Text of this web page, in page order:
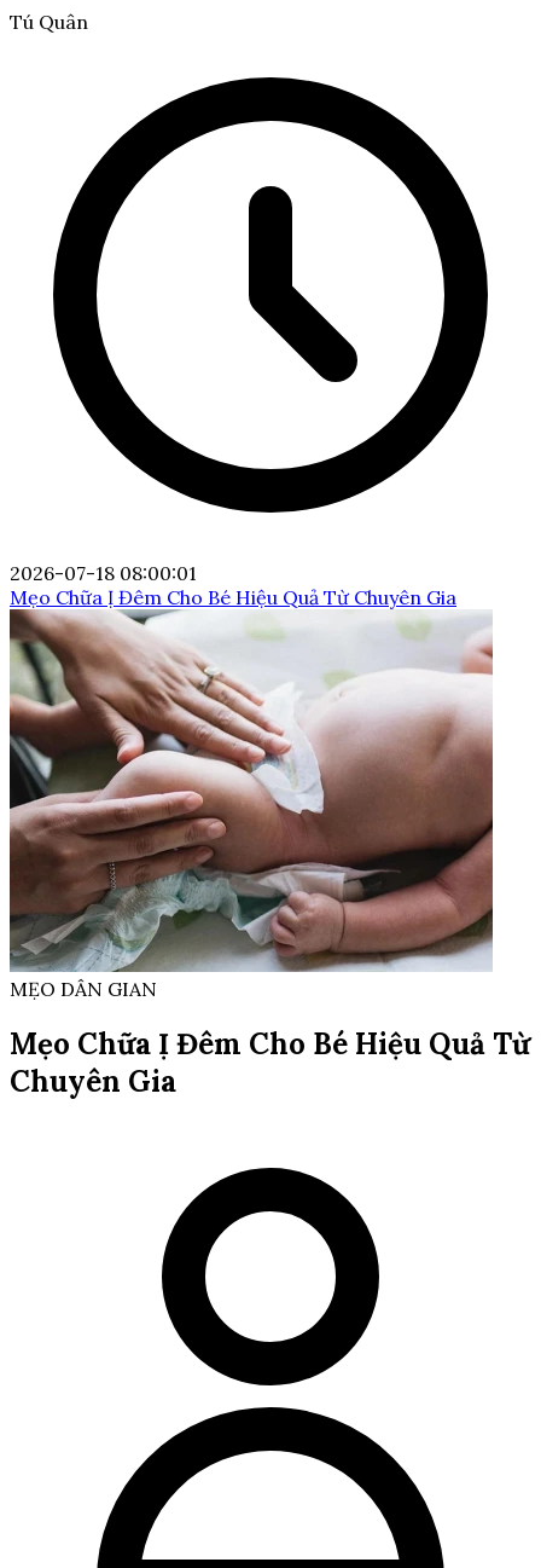
Tú Quân
2026-07-18 08:00:01
Mẹo Chữa Ị Đêm Cho Bé Hiệu Quả Từ Chuyên Gia
MẸO DÂN GIAN
Mẹo Chữa Ị Đêm Cho Bé Hiệu Quả Từ
Chuyên Gia